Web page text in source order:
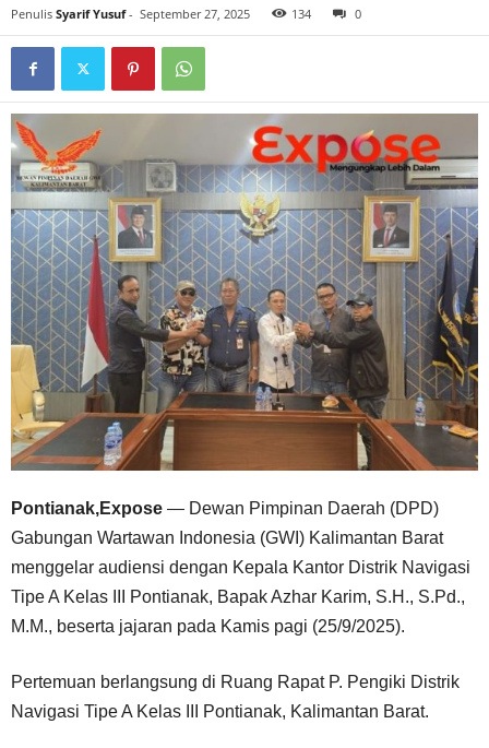
Penulis Syarif Yusuf- September 27, 2025 134 0
Pontianak,Expose — Dewan Pimpinan Daerah (DPD)
Gabungan Wartawan Indonesia (GWI) Kalimantan Barat
menggelar audiensi dengan Kepala Kantor Distrik Navigasi
Tipe A Kelas III Pontianak, Bapak Azhar Karim, S.H., S.Pd.,
M.M., beserta jajaran pada Kamis pagi (25/9/2025).
Pertemuan berlangsung di Ruang Rapat P. Pengiki Distrik
Navigasi Tipe A Kelas III Pontianak, Kalimantan Barat.